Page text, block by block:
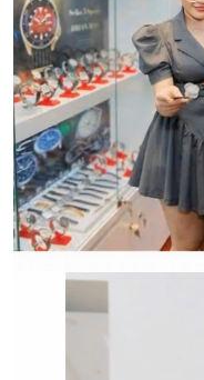
CẢM ƠN QUÝ
HWATCH CHUYÊN
LOẠI ĐỒNG HỒ